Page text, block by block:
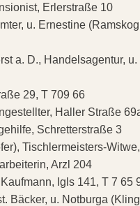
Erlerstraße 10
u. Ernestine
a. D., Handelsagentur, u.
29, T 709 66
Haller Straße
Schretterstraße 3
Tischlermeisters-
Arzl 204
Igls 141, T 7 65
Bäcker, u. Notburga